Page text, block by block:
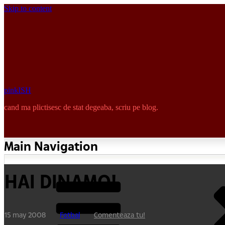
Skip to content
pinkISH
cand ma plictisesc de stat degeaba, scriu pe blog.
Main Navigation
HAI DINAMO!
15 may 2008 Fotbal Comenteaza tu!